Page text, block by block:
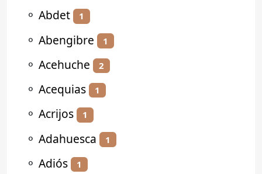
⚬ Abdet 1
⚬ Abengibre 1
⚬ Acehuche 2
⚬ Acequias 1
⚬ Acrijos 1
⚬ Adahuesca 1
⚬ Adiós 1